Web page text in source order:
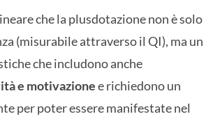
che la plusdotazione non è solo
(misurabile attraverso il QI), ma un
che includono anche
e motivazionee richiedono un
per poter essere manifestate nel